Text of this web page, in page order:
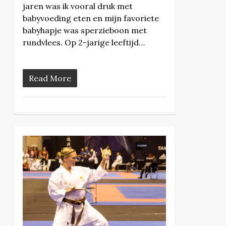
jaren was ik vooral druk met
babyvoeding eten en mijn favoriete
babyhapje was sperzieboon met
rundvlees. Op 2-jarige leeftijd…
Read More